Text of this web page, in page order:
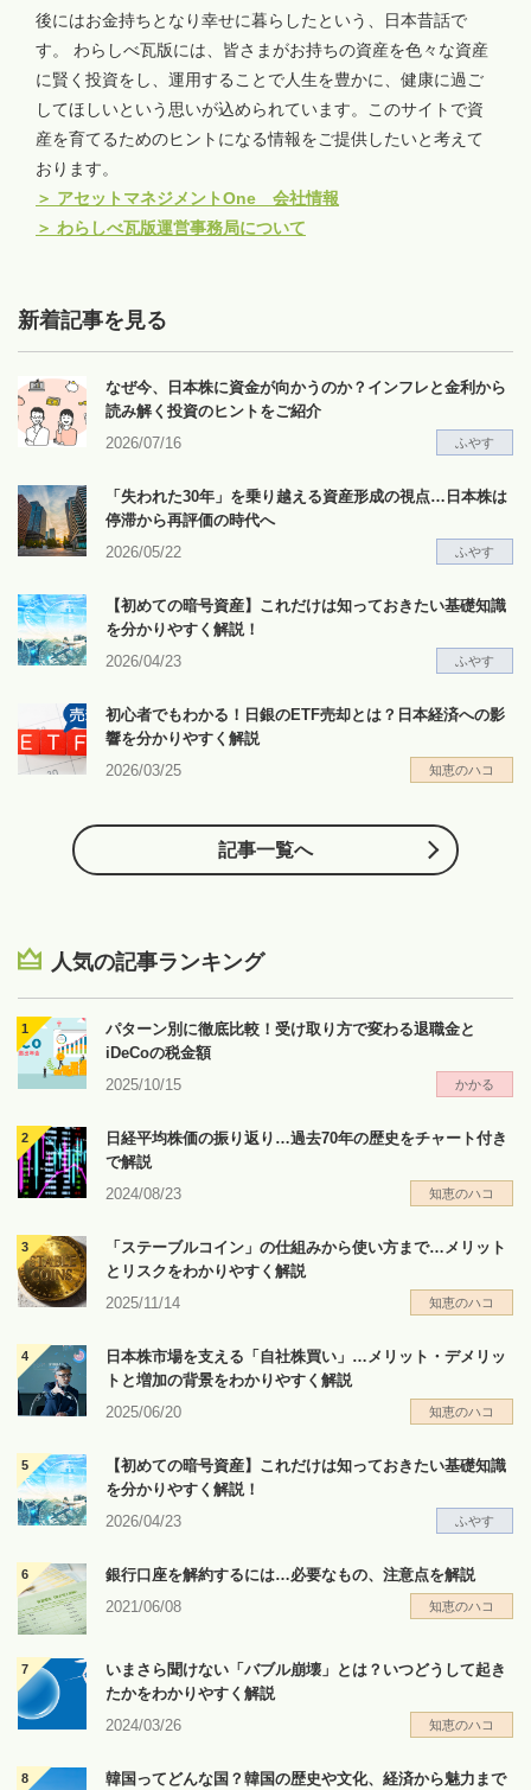
後にはお金持ちとなり幸せに暮らしたという、日本昔話で
す。 わらしべ瓦版には、皆さまがお持ちの資産を色々な資産
に賢く投資をし、運用することで人生を豊かに、健康に過ご
してほしいという思いが込められています。このサイトで資
産を育てるためのヒントになる情報をご提供したいと考えて
おります。
＞ アセットマネジメントOne 会社情報
＞ わらしべ瓦版運営事務局について
新着記事を見る
なぜ今、日本株に資金が向かうのか？インフレと金利から
読み解く投資のヒントをご紹介
2026/07/16
ふやす
「失われた30年」を乗り越える資産形成の視点…日本株は
停滞から再評価の時代へ
2026/05/22
ふやす
【初めての暗号資産】これだけは知っておきたい基礎知識
を分かりやすく解説！
2026/04/23
ふやす
初心者でもわかる！日銀のETF売却とは？日本経済への影
響を分かりやすく解説
2026/03/25
知恵のハコ
記事一覧へ
人気の記事ランキング
パターン別に徹底比較！受け取り方で変わる退職金と
iDeCoの税金額
2025/10/15
かかる
日経平均株価の振り返り…過去70年の歴史をチャート付き
で解説
2024/08/23
知恵のハコ
「ステーブルコイン」の仕組みから使い方まで…メリット
とリスクをわかりやすく解説
2025/11/14
知恵のハコ
日本株市場を支える「自社株買い」…メリット・デメリッ
トと増加の背景をわかりやすく解説
2025/06/20
知恵のハコ
【初めての暗号資産】これだけは知っておきたい基礎知識
を分かりやすく解説！
2026/04/23
ふやす
銀行口座を解約するには…必要なもの、注意点を解説
2021/06/08
知恵のハコ
いまさら聞けない「バブル崩壊」とは？いつどうして起き
たかをわかりやすく解説
2024/03/26
知恵のハコ
韓国ってどんな国？韓国の歴史や文化、経済から魅力まで